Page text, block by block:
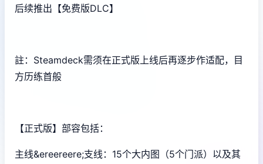
后续推出【免费版DLC】
註：Steamdeck需须在正式版上线后再逐步作适配，目
方历练首般
【正式版】部容包括：
主线&ereereere;支线：15个大内图（5个门派）以及其